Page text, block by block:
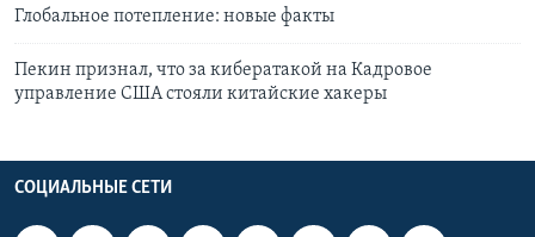
Глобальное потепление: новые факты
Пекин признал, что за кибератакой на Кадровое
управление США стояли китайские хакеры
СОЦИАЛЬНЫЕ СЕТИ